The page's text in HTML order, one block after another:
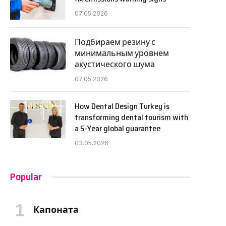
07.05.2026
Подбираем резину с
минимальным уровнем
акустического шума
07.05.2026
How Dental Design Turkey is
transforming dental tourism with
a 5-Year global guarantee
03.05.2026
Popular
Капоната